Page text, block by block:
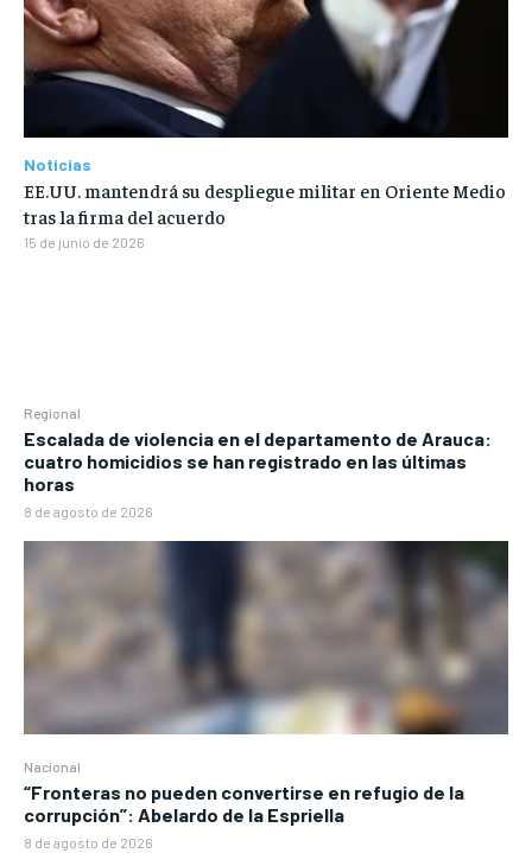
Regional
Escalada de violencia en el departamento de Arauca:
cuatro homicidios se han registrado en las últimas
horas
8 de agosto de 2026
Nacional
“Fronteras no pueden convertirse en refugio de la
corrupción”: Abelardo de la Espriella
8 de agosto de 2026
Noticias
EE.UU. mantendrá su despliegue militar en Oriente Medio
tras la firma del acuerdo
15 de junio de 2026